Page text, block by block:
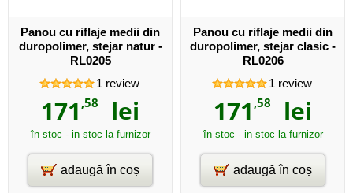
Panou cu riflaje medii din
duropolimer, stejar natur -
RL0205
1 review
171 ,58 lei
în stoc - in stoc la furnizor
adaugă în coș
Panou cu riflaje medii din
duropolimer, stejar clasic -
RL0206
1 review
171 ,58 lei
în stoc - in stoc la furnizor
adaugă în coș